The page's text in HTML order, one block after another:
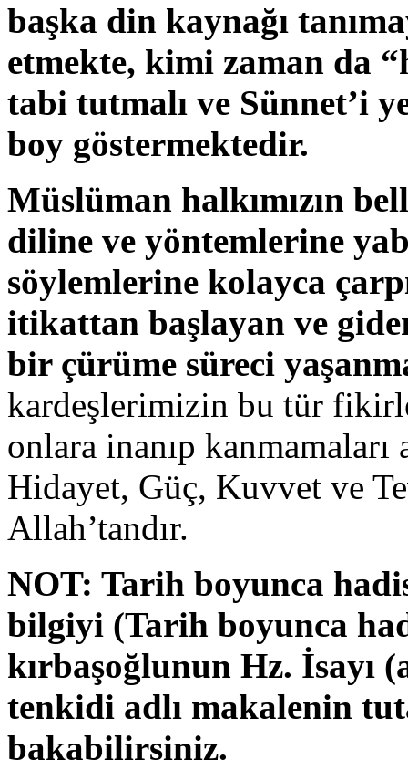
başka din kaynağı
etmekte, kimi zaman da
tabi tutmalı ve Sünnet’i
boy göstermektedir.
Müslüman halkımızın
diline ve yöntemlerine
söylemlerine kolayca
itikattan başlayan ve
bir çürüme süreci
kardeşlerimizin bu tür
onlara inanıp kanmamaları
Hidayet, Güç, Kuvvet ve
Allah’tandır.
NOT: Tarih boyunca
bilgiyi (Tarih boyunca
kırbaşoğlunun Hz. İsayı
tenkidi adlı makalenin
bakabilirsiniz.